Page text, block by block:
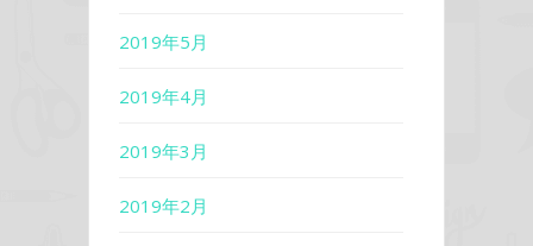
2019年5月
2019年4月
2019年3月
2019年2月